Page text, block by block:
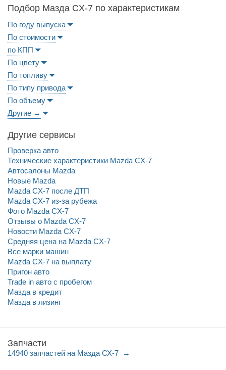
Подбор Мазда CX-7 по характеристикам
По году выпуска
По стоимости
по КПП
По цвету
По топливу
По типу привода
По объему
Другие →
Другие сервисы
Проверка авто
Технические характеристики Mazda CX-7
Автосалоны Mazda
Новые Mazda
Mazda CX-7 после ДТП
Mazda CX-7 из-за рубежа
Фото Mazda CX-7
Отзывы о Mazda CX-7
Новости Mazda CX-7
Средняя цена на Mazda CX-7
Все марки машин
Mazda CX-7 на выплату
Пригон авто
Trade in авто c пробегом
Мазда в кредит
Мазда в лизинг
Запчасти
14940 запчастей на Мазда СХ-7